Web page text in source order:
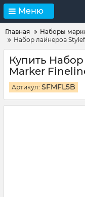
Меню
Главная Наборы
Набор лайнеров
Купить
Marker
Артикул: SFMFL5B